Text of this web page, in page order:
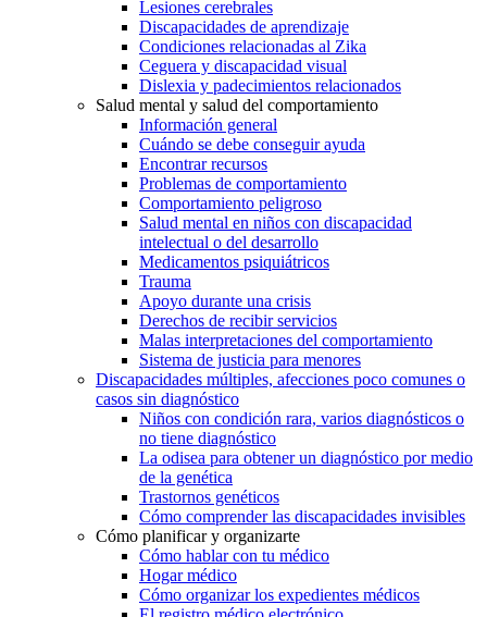
Lesiones cerebrales
Discapacidades de aprendizaje
Condiciones relacionadas al Zika
Ceguera y discapacidad visual
Dislexia y padecimientos relacionados
Salud mental y salud del comportamiento
Información general
Cuándo se debe conseguir ayuda
Encontrar recursos
Problemas de comportamiento
Comportamiento peligroso
Salud mental en niños con discapacidad
intelectual o del desarrollo
Medicamentos psiquiátricos
Trauma
Apoyo durante una crisis
Derechos de recibir servicios
Malas interpretaciones del comportamiento
Sistema de justicia para menores
Discapacidades múltiples, afecciones poco comunes o
casos sin diagnóstico
Niños con condición rara, varios diagnósticos o
no tiene diagnóstico
La odisea para obtener un diagnóstico por medio
de la genética
Trastornos genéticos
Cómo comprender las discapacidades invisibles
Cómo planificar y organizarte
Cómo hablar con tu médico
Hogar médico
Cómo organizar los expedientes médicos